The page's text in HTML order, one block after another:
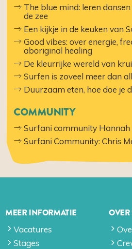
The blue mind: leren
de zee
Een kijkje in de keuken van
Good vibes: over energie,
aboriginal healing
De kleurrijke wereld van
Surfen is zoveel meer dan
Duurzaam eten, hoe doe je
COMMUNITY
Surfani community Hannah
Surfani Community: Chris
MEER INFORMATIE
Vacatures
Stages